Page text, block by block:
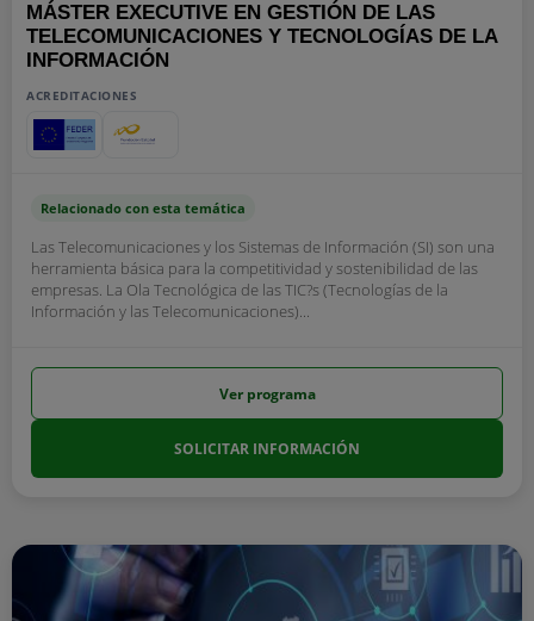
MÁSTER EXECUTIVE EN GESTIÓN DE LAS
TELECOMUNICACIONES Y TECNOLOGÍAS DE LA
INFORMACIÓN
ACREDITACIONES
Relacionado con esta temática
Las Telecomunicaciones y los Sistemas de Información (SI) son una
herramienta básica para la competitividad y sostenibilidad de las
empresas. La Ola Tecnológica de las TIC?s (Tecnologías de la
Información y las Telecomunicaciones)...
Ver programa
SOLICITAR INFORMACIÓN